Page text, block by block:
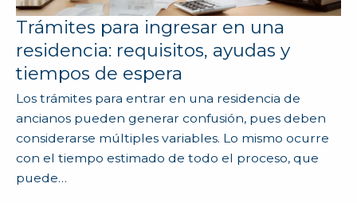
Trámites para ingresar en una
residencia: requisitos, ayudas y
tiempos de espera
Los trámites para entrar en una residencia de
ancianos pueden generar confusión, pues deben
considerarse múltiples variables. Lo mismo ocurre
con el tiempo estimado de todo el proceso, que
puede…